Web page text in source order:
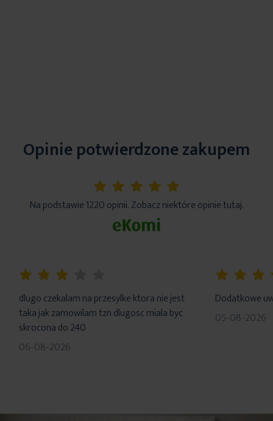
Opinie potwierdzone zakupem
5%
Na podstawie 1220 opinii. Zobacz niektóre opinie tutaj.
dlugo czekalam na przesylke ktora nie jest
taka jak zamowilam tzn dlugosc miala byc
skrocona do 240
06-08-2026
Dodatkowe
05-08-2026